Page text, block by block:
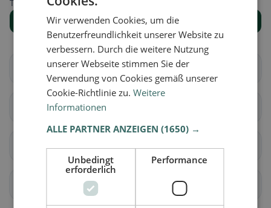
Trova il luogo giusto per la tua ricerca di ristoranti.
Mostra tutti i luoghi
Aire-la-Ville Anières
Bardonnex Bellevue
Carouge (GE)
Wir verwenden Cookies, um die
Benutzerfreundlichkeit unserer Website zu
verbessern. Durch die weitere Nutzung
unserer Webseite stimmen Sie der
Verwendung von Cookies gemäß unserer
Cookie-Richtlinie zu.Weitere
Informationen
ALLE PARTNER ANZEIGEN(1650) →
Unbedingt
erforderlich
Performance